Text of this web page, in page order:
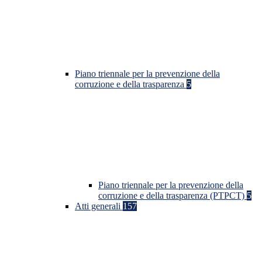
Piano triennale per la prevenzione della
corruzione e della trasparenza 5
Piano triennale per la prevenzione della
corruzione e della trasparenza (PTPCT) 5
Atti generali 157